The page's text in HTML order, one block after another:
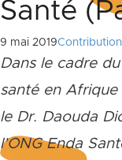
Santé
9 mai 2019
Dans le cadre
santé en Afrique
le Dr. Daouda
l’ONG Enda